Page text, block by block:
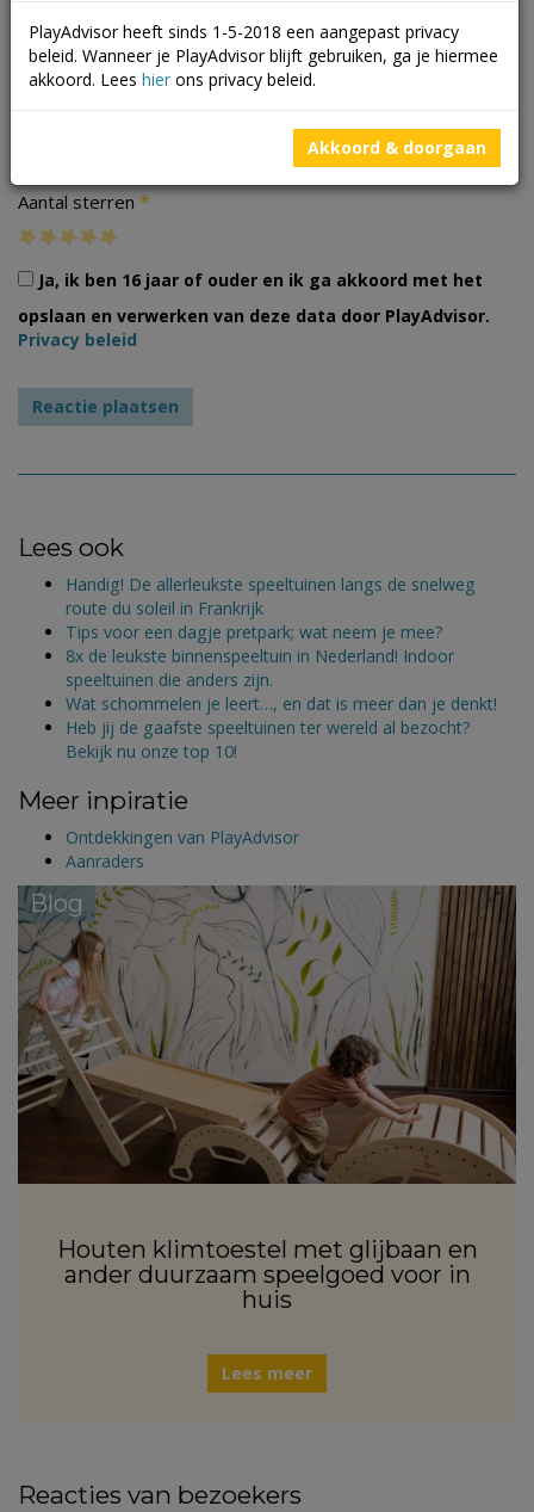
Aantal sterren *
Ja, ik ben 16 jaar of ouder en ik ga akkoord met het
opslaan en verwerken van deze data door PlayAdvisor.
Privacy beleid
Lees ook
Handig! De allerleukste speeltuinen langs de snelweg
route du soleil in Frankrijk
Tips voor een dagje pretpark; wat neem je mee?
8x de leukste binnenspeeltuin in Nederland! Indoor
speeltuinen die anders zijn.
Wat schommelen je leert…, en dat is meer dan je denkt!
Heb jij de gaafste speeltuinen ter wereld al bezocht?
Bekijk nu onze top 10!
Meer inpiratie
Ontdekkingen van PlayAdvisor
Aanraders
Blog
Houten klimtoestel met glijbaan en
ander duurzaam speelgoed voor in
huis
Lees meer
Reacties van bezoekers
PlayAdvisor heeft sinds 1-5-2018 een aangepast privacy
beleid. Wanneer je PlayAdvisor blijft gebruiken, ga je hiermee
akkoord. Lees hier ons privacy beleid.
Akkoord & doorgaan